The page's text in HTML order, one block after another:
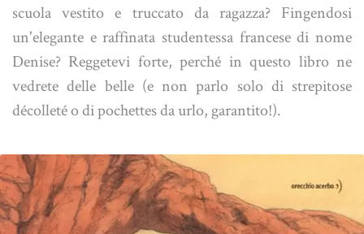
scuola vestito e truccato da ragazza? Fingendosi
un'elegante e raffinata studentessa francese di nome
Denise? Reggetevi forte, perché in questo libro ne
vedrete delle belle (e non parlo solo di strepitose
décolleté o di pochettes da urlo, garantito!).